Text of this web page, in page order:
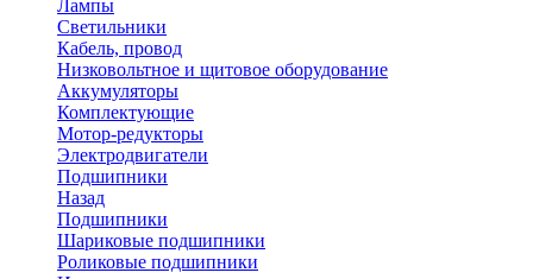
Лампы
Светильники
Кабель, провод
Низковольтное и щитовое оборудование
Аккумуляторы
Комплектующие
Мотор-редукторы
Электродвигатели
Подшипники
Назад
Подшипники
Шариковые подшипники
Роликовые подшипники